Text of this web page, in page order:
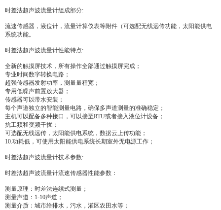
时差法超声波流量计组成部分:
流速传感器，液位计，流量计算仪表等附件（可选配无线远传功能，太阳能供电
系统功能。
时差法超声波流量计性能特点:
全新的触摸屏技术，所有操作全部通过触摸屏完成；
专业时间数字转换电路；
超强传感器发射功率，测量量程宽；
专用低噪声前置放大器；
传感器可以带水安装；
每个声道独立的智能测量电路，确保多声道测量的准确稳定；
主机可以配备多种接口，可以接至RTU或者接入液位计设备；
抗工频和变频干扰；
可选配无线远传，太阳能供电系统，数据云上传功能；
10.功耗低，可使用太阳能供电系统长期室外无电源工作；
时差法超声波流量计技术参数:
时差法超声波流量计流速传感器性能参数：
测量原理：时差法连续式测量；
测量声道：1-10声道；
测量介质：城市给排水，污水，灌区农田水等；